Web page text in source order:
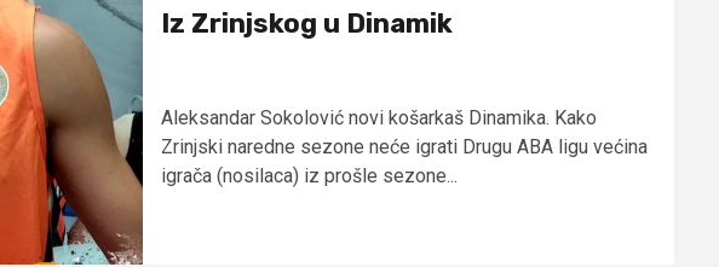
Iz Zrinjskog u Dinamik
Aleksandar Sokolović novi košarkaš Dinamika. Kako
Zrinjski naredne sezone neće igrati Drugu ABA ligu većina
igrača (nosilaca) iz prošle sezone...